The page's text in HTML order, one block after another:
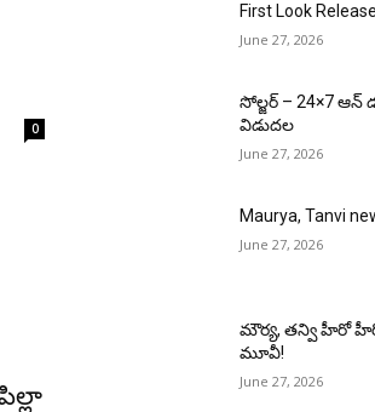
0
First Look
June 27, 2026
సోల్జర్ – 24×7 ఆన్
విడుదల
June 27, 2026
Maurya, Tanvi
June 27, 2026
మౌర్య‌, త‌న్వి హీరో
మూవీ!
June 27, 2026